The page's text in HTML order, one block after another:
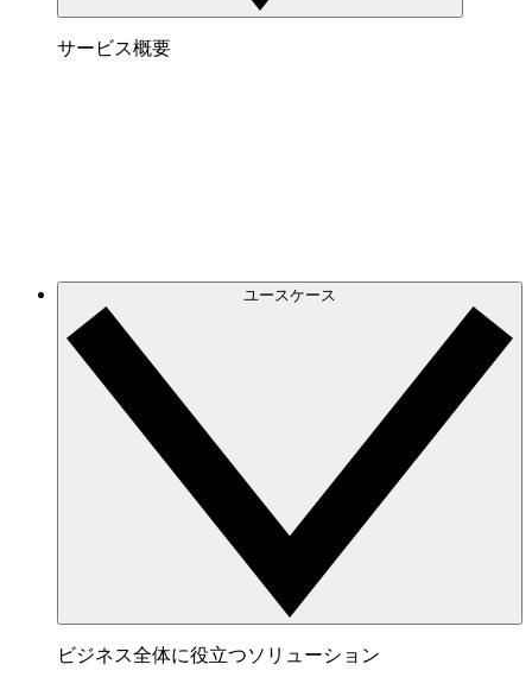
サービス概要
ユースケース
ビジネス全体に役立つソリューション